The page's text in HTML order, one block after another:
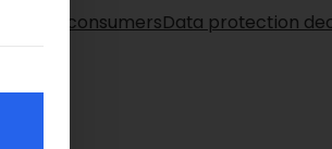
for consumersData protection
erteilt werden kann. Die erste